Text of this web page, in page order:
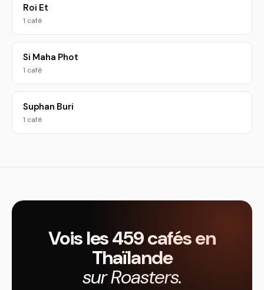
Roi Et
1 café
Si Maha Phot
1 café
Suphan Buri
1 café
Vois les 459 cafés en
Thaïlande
sur Roasters.